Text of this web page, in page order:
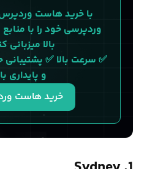
با خرید هاست وردپرس
وردپرسی خود را با
بالا میزبانی
و پایداری
خرید هاست